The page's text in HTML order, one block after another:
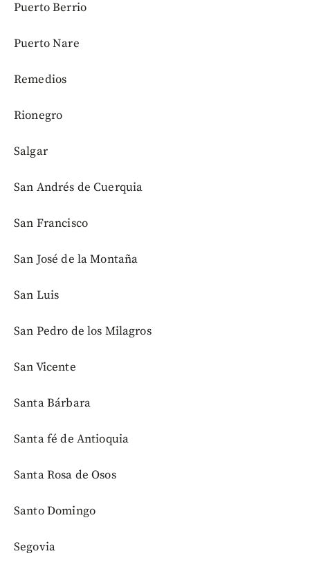
Puerto Berrio
Puerto Nare
Remedios
Rionegro
Salgar
San Andrés de Cuerquia
San Francisco
San José de la Montaña
San Luis
San Pedro de los Milagros
San Vicente
Santa Bárbara
Santa fé de Antioquia
Santa Rosa de Osos
Santo Domingo
Segovia